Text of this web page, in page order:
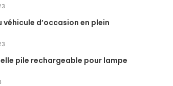
véhicule d’occasion en plein
pile rechargeable pour lampe